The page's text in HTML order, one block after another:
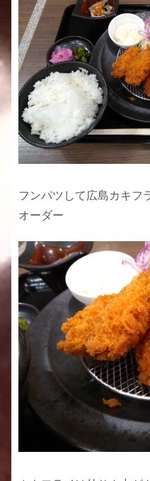
フンパツして広島カキフ
オーダー